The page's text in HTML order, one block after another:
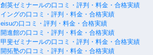
創英ゼミナールの口コミ・評判・料金・合格実績
イングの口コミ・評判・料金・合格実績
eisuの口コミ・評判・料金・合格実績
開進館の口コミ・評判・料金・合格実績
甲斐ゼミナールの口コミ・評判・料金・合格実績
開拓塾の口コミ・評判・料金・合格実績